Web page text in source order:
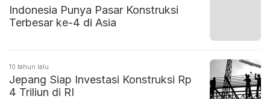
‎Indonesia Punya Pasar Konstruksi
Terbesar ke-4 di Asia
10 tahun lalu
Jepang Siap Investasi Konstruksi Rp
4 Triliun di RI